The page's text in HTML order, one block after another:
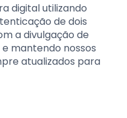
digital utilizando
de dois
a divulgação de
mantendo nossos
atualizados para